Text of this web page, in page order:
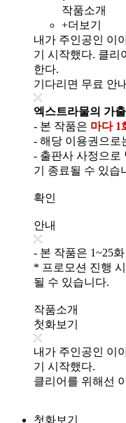
작품소개
+더보기
내가 주인공인 이
기 시작했다. 클리
한다.
기다리면 무료 안내
엑스트라물의 가
- 본 작품은 마다 1
- 해당 이용권으로
- 출판사 사정으로
기 종료될 수 있습
확인
안내
- 본 작품은 1~25
* 프로모션 진행
될 수 있습니다.
작품소개
첫화보기
내가 주인공인 이
기 시작했다.
클리어를 위해선
첫화보기